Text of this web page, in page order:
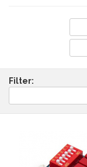
Filter: